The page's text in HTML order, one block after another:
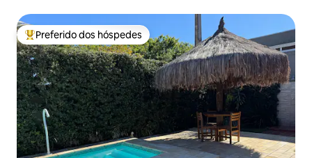
Entre os melhores preferidos dos hóspedes
Preferido dos hóspedes